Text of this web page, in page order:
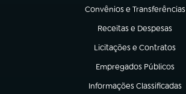
Convênios e Transferências
(abre em nova aba)
Receitas e Despesas
(abre em nova aba)
Licitações e Contratos
(abre em nova aba)
Empregados Públicos
(abre em nova aba)
Informações Classificadas
(abre em nova aba)